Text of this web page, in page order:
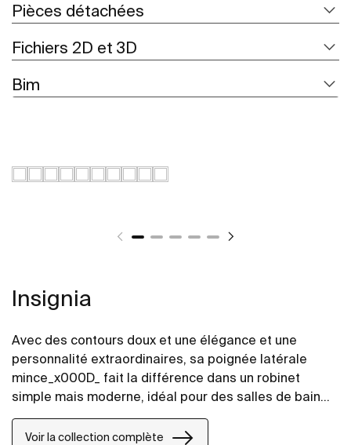
Pièces détachées
Fichiers 2D et 3D
Bim
Insignia
Avec des contours doux et une élégance et une
personnalité extraordinaires, sa poignée latérale
mince_x000D_ fait la différence dans un robinet
simple mais moderne, idéal pour des salles de bains
avec un caractère urbain.
Voir la collection complète